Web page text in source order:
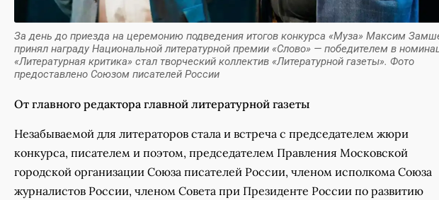
За день до приезда на церемонию подведения итогов конкурса «Муза» Максим
принял награду Национальной литературной премии «Слово» — победителем в
«Литературная критика» стал творческий коллектив «Литературной газеты». Фото
предоставлено Союзом писателей России
От главного редактора главной литературной газеты
Незабываемой для литераторов стала и встреча с председателем жюри
конкурса, писателем и поэтом, председателем Правления Московской
городской организации Союза писателей России, членом исполкома Союза
журналистов России, членом Совета при Президенте России по развитию